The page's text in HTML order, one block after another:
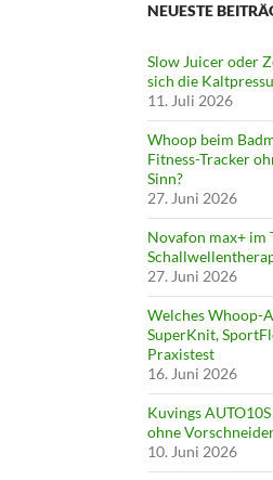
NEUESTE
Slow Juicer oder
sich die
11. Juli 2026
Whoop beim
Fitness-Tracker
Sinn?
27. Juni 2026
Novafon max+ im
27. Juni 2026
Welches Whoop-
SuperKnit,
Praxistest
16. Juni 2026
Kuvings
ohne
10. Juni 2026